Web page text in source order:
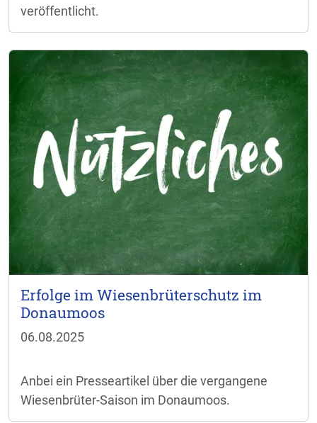
veröffentlicht.
Erfolge im Wiesenbrüterschutz im
Donaumoos
06.08.2025
Anbei ein Presseartikel über die vergangene
Wiesenbrüter-Saison im Donaumoos.